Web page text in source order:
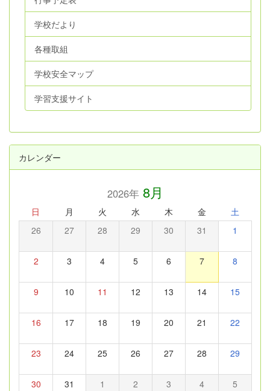
学校だより
各種取組
学校安全マップ
学習支援サイト
カレンダー
2026年8月
日 月 火 水 木 金 土
26 27 28 29 30 31 1
2 3 4 5 6 7 8
9 10 11 12 13 14 15
16 17 18 19 20 21 22
23 24 25 26 27 28 29
30 31 1 2 3 4 5